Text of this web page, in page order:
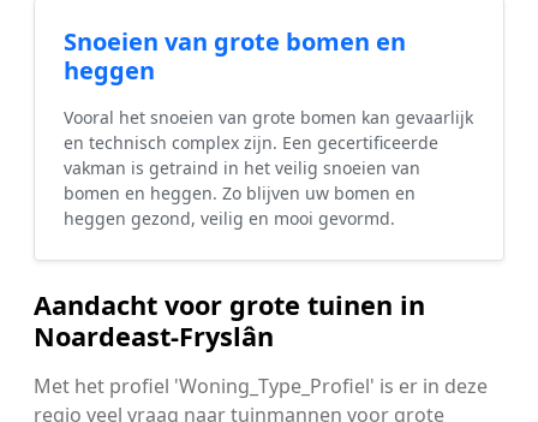
Snoeien van grote bomen en
heggen
Vooral het snoeien van grote bomen kan gevaarlijk
en technisch complex zijn. Een gecertificeerde
vakman is getraind in het veilig snoeien van
bomen en heggen. Zo blijven uw bomen en
heggen gezond, veilig en mooi gevormd.
Aandacht voor grote tuinen in
Noardeast-Fryslân
Met het profiel 'Woning_Type_Profiel' is er in deze
regio veel vraag naar tuinmannen voor grote